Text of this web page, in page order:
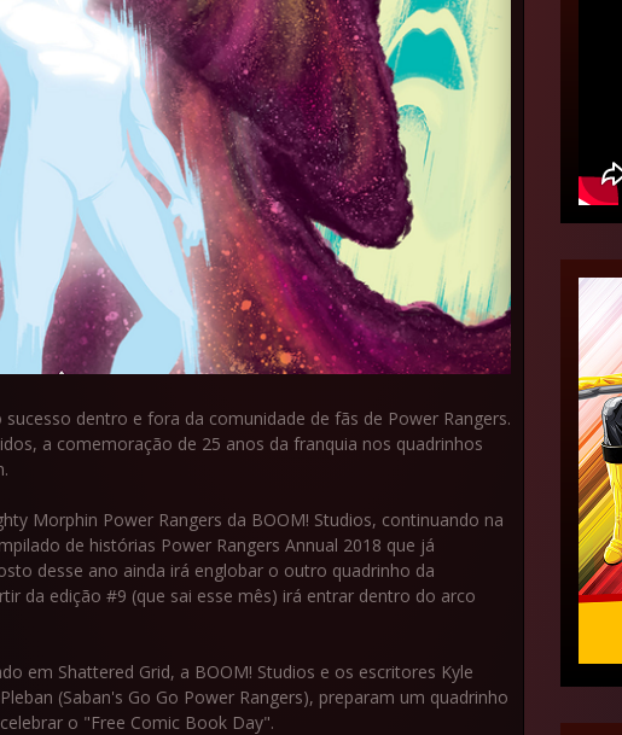
dentro e fora da comunidade de fãs de Power Rangers.
a comemoração de 25 anos da franquia nos quadrinhos
Morphin Power Rangers da BOOM! Studios, continuando na
de histórias Power Rangers Annual 2018 que já
desse ano ainda irá englobar o outro quadrinho da
da edição #9 (que sai esse mês) irá entrar dentro do arco
em Shattered Grid, a BOOM! Studios e os escritores Kyle
(Saban's Go Go Power Rangers), preparam um quadrinho
o "Free Comic Book Day".